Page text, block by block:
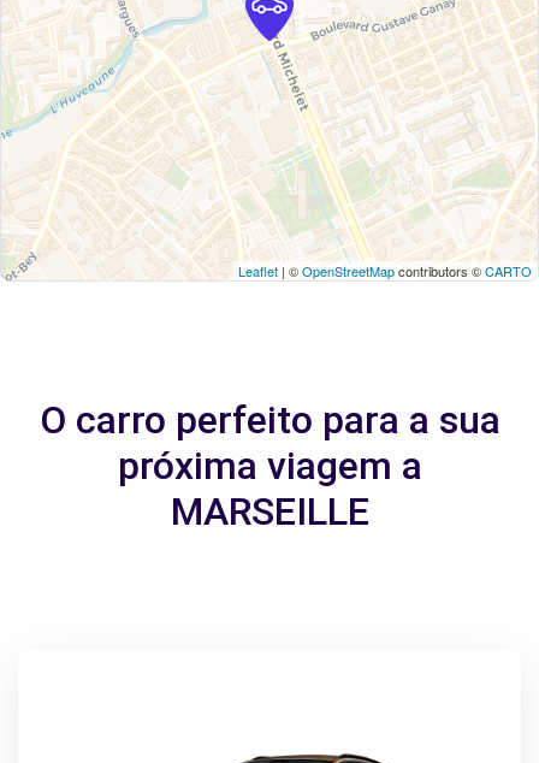
Leaflet | ©OpenStreetMapcontributors ©CARTO
O carro perfeito para a sua
próxima viagem a
MARSEILLE